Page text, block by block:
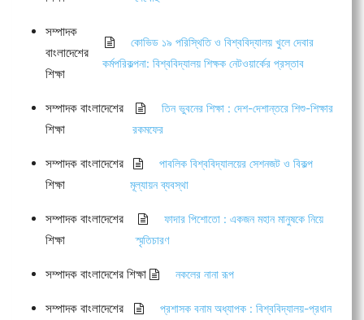
সম্পাদক
বাংলাদেশের
শিক্ষা
কোভিড ১৯ পরিস্থিতি ও বিশ্ববিদ্যালয় খুলে দেবার
কর্মপরিকল্পনা: বিশ্ববিদ্যালয় শিক্ষক নেটওয়ার্কের প্রস্তাব
সম্পাদক বাংলাদেশের
শিক্ষা
তিন ভুবনের শিক্ষা : দেশ-দেশান্তরে শিশু-শিক্ষার
রকমফের
সম্পাদক বাংলাদেশের
শিক্ষা
পাবলিক বিশ্ববিদ্যালয়ের সেশনজট ও বিকল্প
মূল্যায়ন ব্যবস্থা
সম্পাদক বাংলাদেশের
শিক্ষা
ফাদার পিশোতো : একজন মহান মানুষকে নিয়ে
স্মৃতিচারণ
সম্পাদক বাংলাদেশের শিক্ষা নকলের নানা রূপ
সম্পাদক বাংলাদেশের
প্রশাসক বনাম অধ্যাপক : বিশ্ববিদ্যালয়-প্রধান